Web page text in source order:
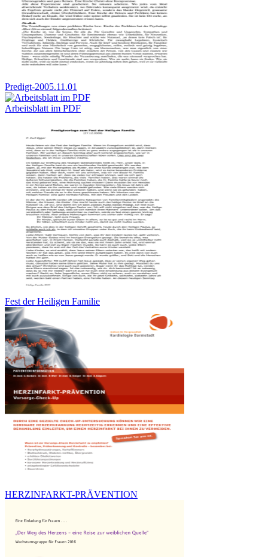
Predigt-2005.11.01
Arbeitsblatt im PDF
Fest der Heiligen Familie
HERZINFARKT-PRÄVENTION